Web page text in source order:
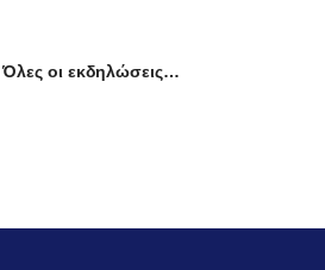
Όλες οι εκδηλώσεις…